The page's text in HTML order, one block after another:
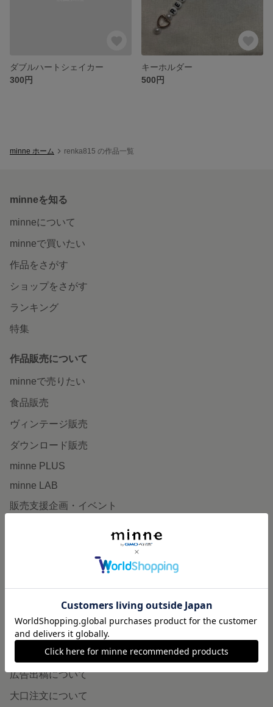
ダブルハートシェイカー
300円
キーホルダー
500円
minne ホーム renka815 の作品一覧
minneを知る
minneについて
minneで買いたい
作品をさがす
ショップをさがす
ランキング
特集
作品販売について
minneで売りたい
食品販売
ヴィンテージ販売
ダウンロード販売
minne PLUS
minne LAB
販売支援企画・イベント
minneとものづくりと
minneの本
企業の方へ
広告出稿について
大口注文について